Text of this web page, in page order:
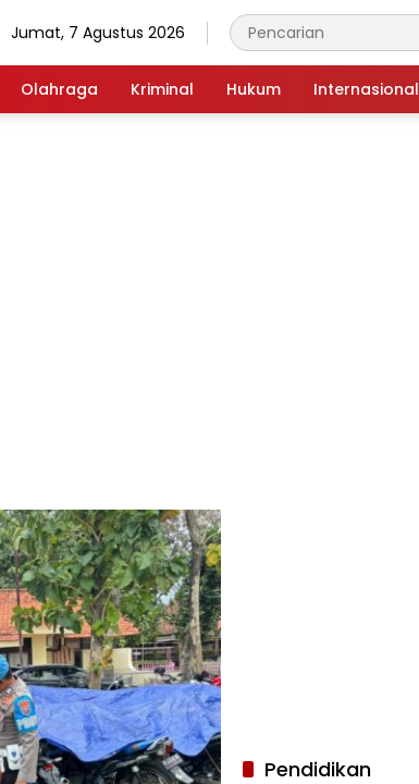
Jumat, 7 Agustus 2026
Olahraga Kriminal Hukum Internasional
Pendidikan